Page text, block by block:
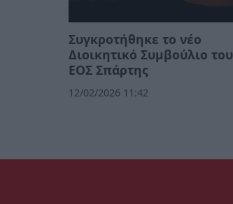
Συγκροτήθηκε το νέο
Διοικητικό Συμβούλιο του
ΕΟΣ Σπάρτης
12/02/2026 11:42